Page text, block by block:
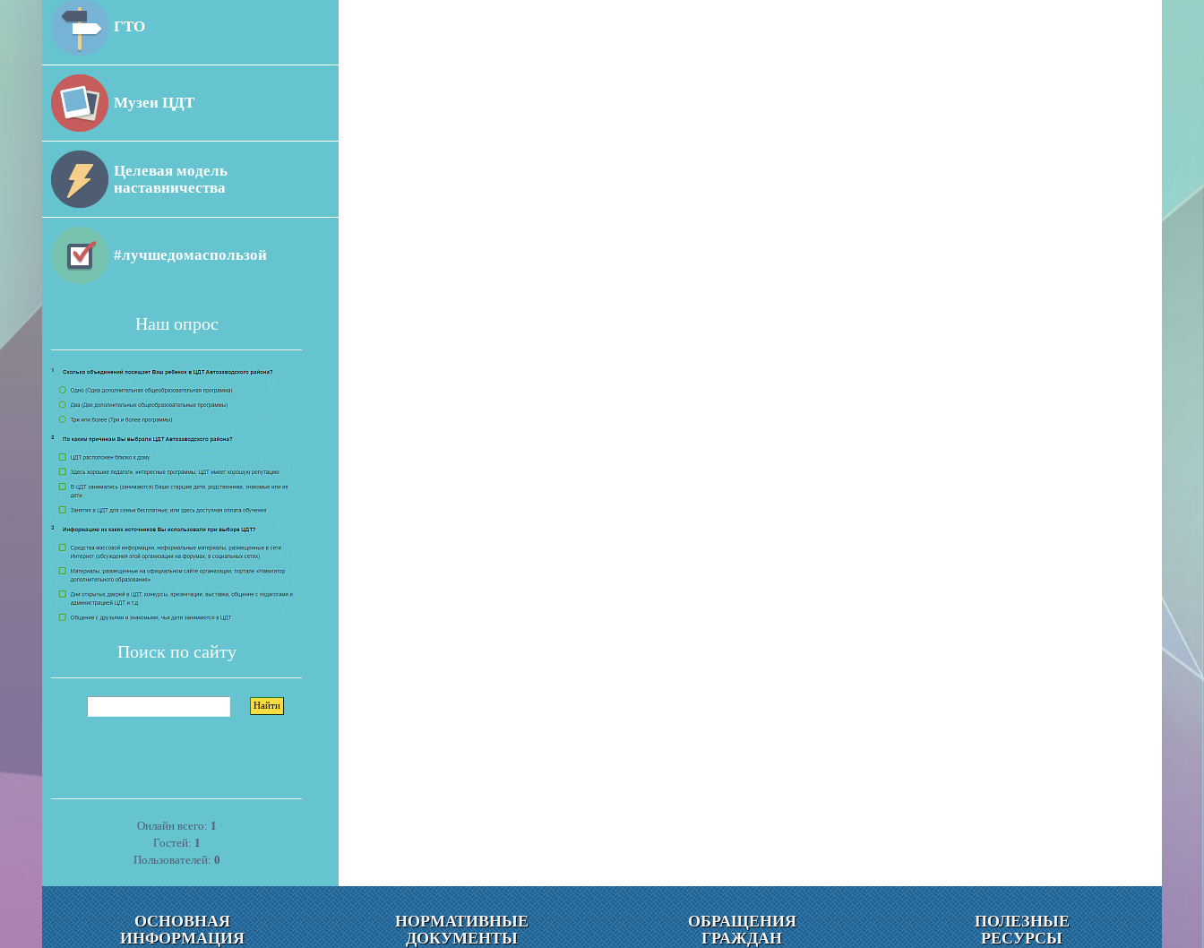
ГТО
Музеи ЦДТ
Целевая модель
наставничества
#лучшедомаспользой
Наш опрос
Поиск по сайту
Онлайн всего: 1
Гостей: 1
Пользователей: 0
ОСНОВНАЯ
ИНФОРМАЦИЯ
НОРМАТИВНЫЕ
ДОКУМЕНТЫ
ОБРАЩЕНИЯ
ГРАЖДАН
ПОЛЕЗНЫЕ
РЕСУРСЫ